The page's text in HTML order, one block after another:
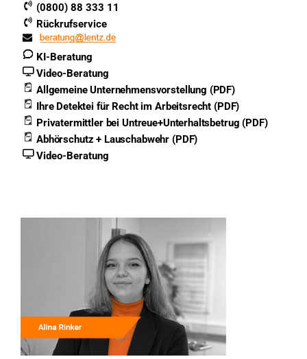
(0800) 88 333 11
Rückrufservice
KI-Beratung
Video-Beratung
Allgemeine Unternehmensvorstellung (PDF)
Ihre Detektei für Recht im Arbeitsrecht (PDF)
Privatermittler bei Untreue+Unterhaltsbetrug (PDF)
Abhörschutz + Lauschabwehr (PDF)
Video-Beratung